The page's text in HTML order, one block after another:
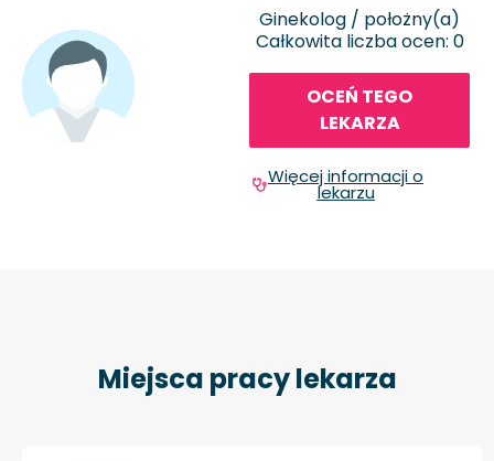
Ginekolog / położny(a)
Całkowita liczba ocen: 0
OCEŃ TEGO
LEKARZA
Więcej informacji o
lekarzu
Miejsca pracy lekarza